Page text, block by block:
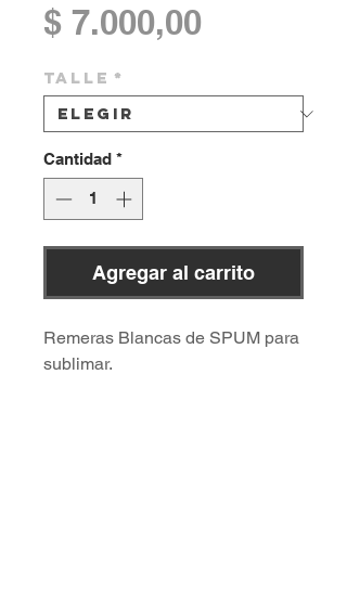
$ 7.000,00Precio
Talle *
Cantidad *
Agregar al carrito
Remeras Blancas de SPUM para
sublimar.